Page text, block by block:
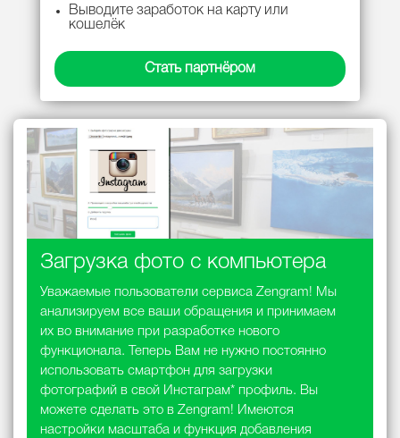
Выводите заработок на карту или
кошелёк
Стать партнёром
Загрузка фото с компьютера
Уважаемые пользователи сервиса Zengram! Мы
анализируем все ваши обращения и принимаем
их во внимание при разработке нового
функционала. Теперь Вам не нужно постоянно
использовать смартфон для загрузки
фотографий в свой Инстаграм* профиль. Вы
можете сделать это в Zengram! Имеются
настройки масштаба и функция добавления